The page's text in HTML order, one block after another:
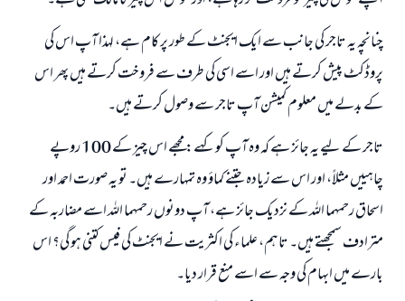
چنانچہ یہ تاجر کی جانب سے ایک ایجنٹ کے طور پر کام ہے، لہذا آپ اس کی
پروڈکٹ پیش کرتے ہیں اور اسے اسی کی طرف سے فروخت کرتے ہیں پھر اس
کے بدلے میں معلوم کمیشن آپ تاجر سے وصول کرتے ہیں۔
تاجر کے لیے یہ جائز ہے کہ وہ آپ کو کہے: مجھے اس چیز کے 100 روپے
چاہییں مثلاً، اور اس سے زیادہ جتنے کماؤ وہ تمہارے ہیں۔ تو یہ صورت احمد اور
اسحاق رحمہما اللہ کے نزدیک جائز ہے، آپ دونوں رحمہما اللہ اسے مضاربہ کے
مترادف سمجھتے ہیں۔ تاہم، علماء کی اکثریت نے ایجنٹ کی فیس کتنی ہو گی؟ اس
بارے میں ابہام کی وجہ سے اسے منع قرار دیا۔